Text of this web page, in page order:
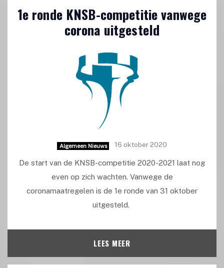
1e ronde KNSB-competitie vanwege
corona uitgesteld
Algemeen Nieuws 16 oktober 2020
De start van de KNSB-competitie 2020-2021 laat nog
even op zich wachten. Vanwege de
coronamaatregelen is de 1e ronde van 31 oktober
uitgesteld.
LEES MEER